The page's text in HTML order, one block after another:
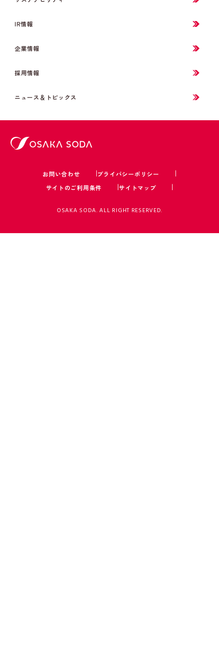
IR情報
企業情報
採用情報
ニュース＆トピックス
お問い合わせ
プライバシーポリシー
サイトのご利用条件
サイトマップ
OSAKA SODA. ALL RIGHT RESERVED.